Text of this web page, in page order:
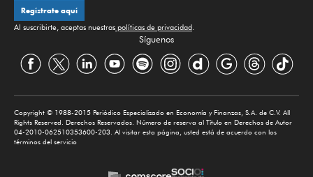
Regístrate aquí
Al suscribirte, aceptas nuestras políticas de privacidad.
Síguenos
Copyright © 1988-2015 Periódico Especializado en Economía y Finanzas, S.A. de C.V. All
Rights Reserved. Derechos Reservados. Número de reserva al Título en Derechos de Autor
04-2010-062510353600-203. Al visitar esta página, usted está de acuerdo con los
términos del servicio